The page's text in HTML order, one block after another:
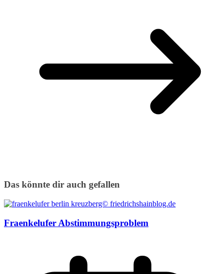
Das könnte dir auch gefallen
Fraenkelufer Abstimmungsproblem